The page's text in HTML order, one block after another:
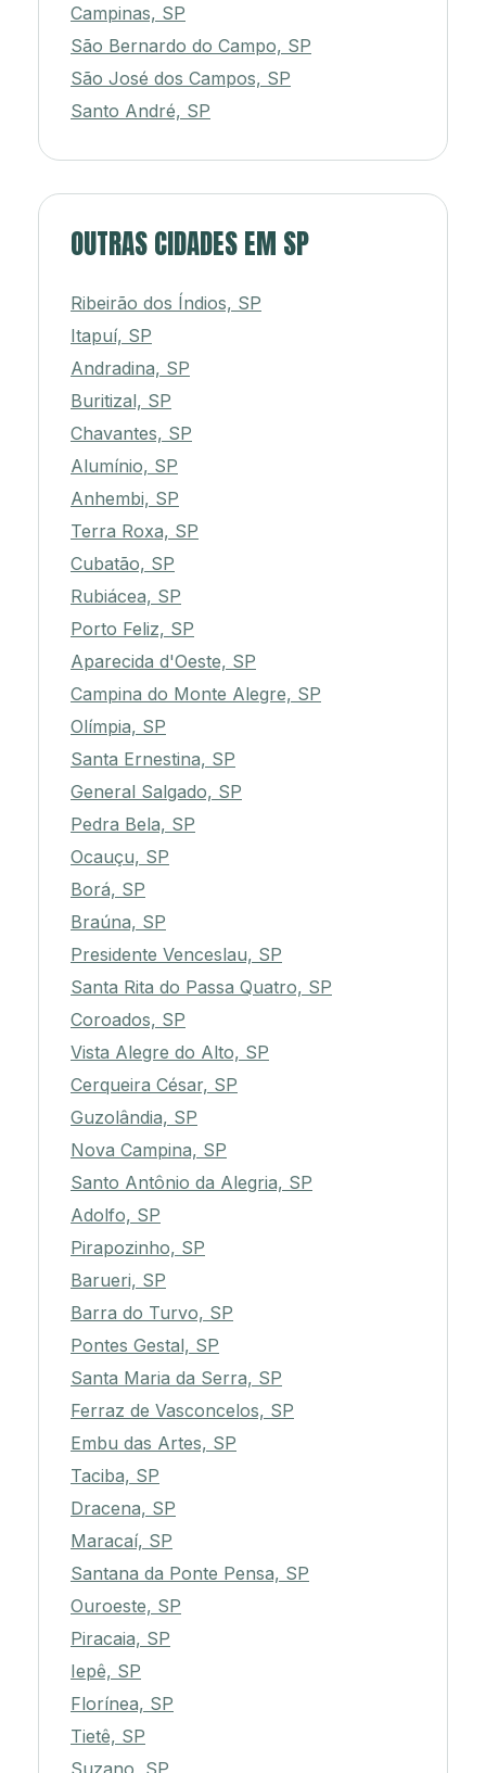
Campinas, SP
São Bernardo do Campo, SP
São José dos Campos, SP
Santo André, SP
OUTRAS CIDADES EM SP
Ribeirão dos Índios, SP
Itapuí, SP
Andradina, SP
Buritizal, SP
Chavantes, SP
Alumínio, SP
Anhembi, SP
Terra Roxa, SP
Cubatão, SP
Rubiácea, SP
Porto Feliz, SP
Aparecida d'Oeste, SP
Campina do Monte Alegre, SP
Olímpia, SP
Santa Ernestina, SP
General Salgado, SP
Pedra Bela, SP
Ocauçu, SP
Borá, SP
Braúna, SP
Presidente Venceslau, SP
Santa Rita do Passa Quatro, SP
Coroados, SP
Vista Alegre do Alto, SP
Cerqueira César, SP
Guzolândia, SP
Nova Campina, SP
Santo Antônio da Alegria, SP
Adolfo, SP
Pirapozinho, SP
Barueri, SP
Barra do Turvo, SP
Pontes Gestal, SP
Santa Maria da Serra, SP
Ferraz de Vasconcelos, SP
Embu das Artes, SP
Taciba, SP
Dracena, SP
Maracaí, SP
Santana da Ponte Pensa, SP
Ouroeste, SP
Piracaia, SP
Iepê, SP
Florínea, SP
Tietê, SP